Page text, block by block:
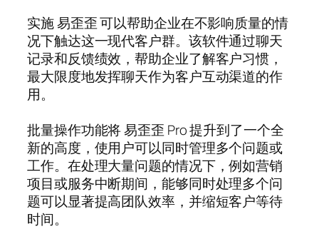
实施 易歪歪 可以帮助企业在不影响质量的情
况下触达这一现代客户群。该软件通过聊天
记录和反馈绩效，帮助企业了解客户习惯，
最大限度地发挥聊天作为客户互动渠道的作
用。
批量操作功能将 易歪歪 Pro 提升到了一个全
新的高度，使用户可以同时管理多个问题或
工作。在处理大量问题的情况下，例如营销
项目或服务中断期间，能够同时处理多个问
题可以显著提高团队效率，并缩短客户等待
时间。